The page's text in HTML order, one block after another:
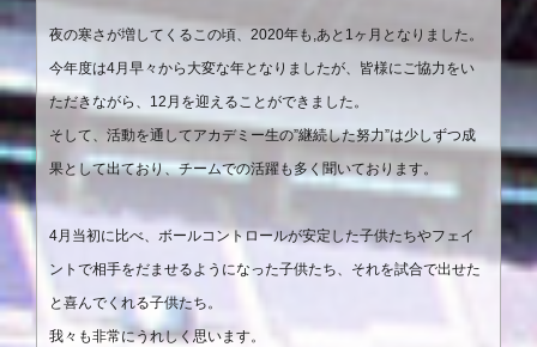
夜の寒さが増してくるこの頃、 2020年も ,あと 1ヶ月となりました。
今年度は4月早々から大変な年となりましたが、皆様にご協力をい
ただきながら、 12 月を迎えることができました。
そして、活動を通してアカデミー生の”継続した努力”は少しずつ成
果として出ており、チームでの活躍も多く聞いております。
4月当初に比べ、ボールコントロールが安定した子供たちやフェイ
ントで相手をだませるようになった子供たち、それを試合で出せた
と喜んでくれる子供たち。
我々も非常にうれしく思います。